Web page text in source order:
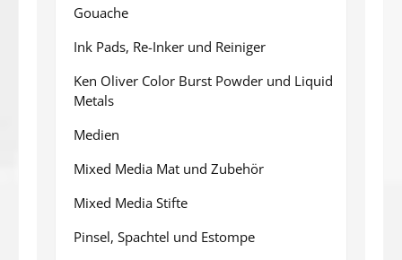
Gouache
Ink Pads, Re-Inker und Reiniger
Ken Oliver Color Burst Powder und Liquid
Metals
Medien
Mixed Media Mat und Zubehör
Mixed Media Stifte
Pinsel, Spachtel und Estompe